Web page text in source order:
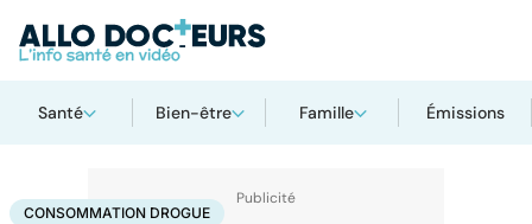
Santé Bien-être Famille Émissions
AccueilSantéSociétéConsommation drogue
CONSOMMATION DROGUE